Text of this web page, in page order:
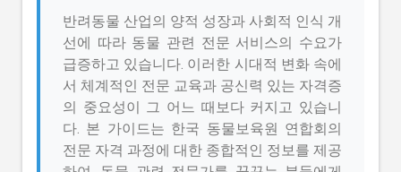
반려동물 산업의 양적 성장과 사회적 인식 개
선에 따라 동물 관련 전문 서비스의 수요가
급증하고 있습니다. 이러한 시대적 변화 속에
서 체계적인 전문 교육과 공신력 있는 자격증
의 중요성이 그 어느 때보다 커지고 있습니
다. 본 가이드는 한국 동물보육원 연합회의
전문 자격 과정에 대한 종합적인 정보를 제공